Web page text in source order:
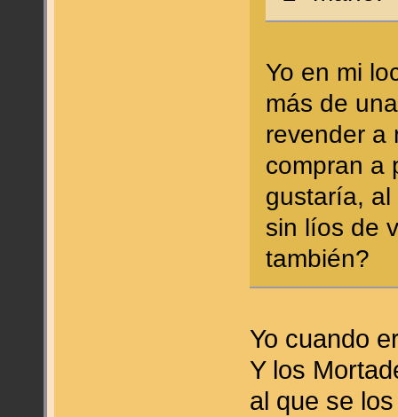
Yo en mi
más de
revender a
compran a
gustaría,
sin líos de
también?
Yo cuando
Y los
al que se